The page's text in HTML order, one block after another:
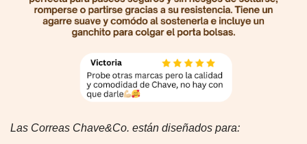
Las Correas Chave&Co. están diseñados para: